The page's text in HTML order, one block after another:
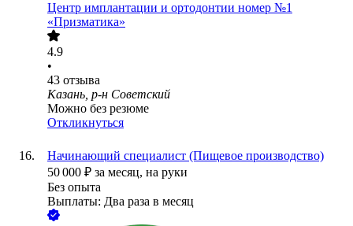
Центр имплантации и ортодонтии номер №1
«Призматика»
4.9
•
43 отзыва
Казань, р-н Советский
Можно без резюме
Откликнуться
Начинающий специалист (Пищевое производство)
50 000 ₽ за месяц, на руки
Без опыта
Выплаты: Два раза в месяц